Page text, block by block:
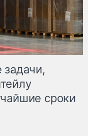
задачи,
сроки